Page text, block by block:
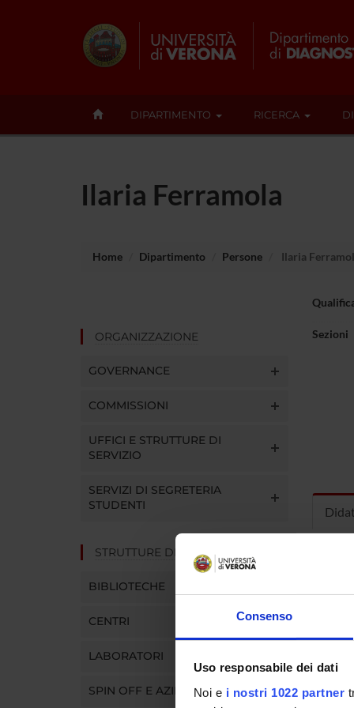
Consenso
Uso responsabile dei dati
Noi e i nostri 1022 partner
DIPARTIMENTO RICERCA
Ilaria Ferramola
Home Dipartimento Persone Ilaria
ORGANIZZAZIONE
GOVERNANCE
COMMISSIONI
UFFICI E STRUTTURE DI
SERVIZIO
SERVIZI DI SEGRETERIA
STUDENTI
STRUTTURE DEL DIPARTIMENTO
BIBLIOTECHE
CENTRI
LABORATORI
SPIN OFF E AZIENDE
Sezioni